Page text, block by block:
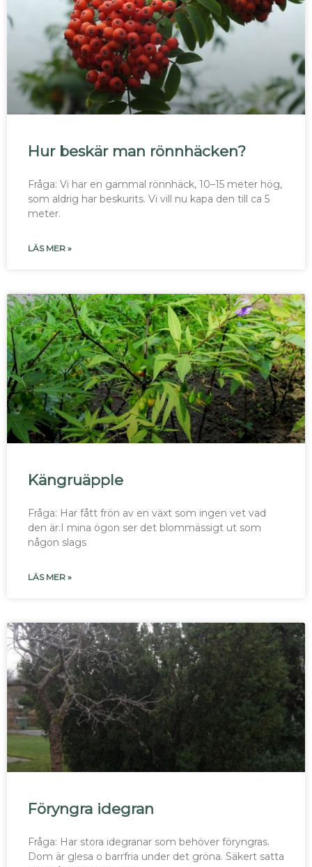
Hur beskär man rönnhäcken?
Fråga: Vi har en gammal rönnhäck, 10–15 meter hög,
som aldrig har beskurits. Vi vill nu kapa den till ca 5
meter.
LÄS MER »
Kängruäpple
Fråga: Har fått frön av en växt som ingen vet vad
den är.I mina ögon ser det blommässigt ut som
någon slags
LÄS MER »
Föryngra idegran
Fråga: Har stora idegranar som behöver föryngras.
Dom är glesa o barrfria under det gröna. Säkert satta